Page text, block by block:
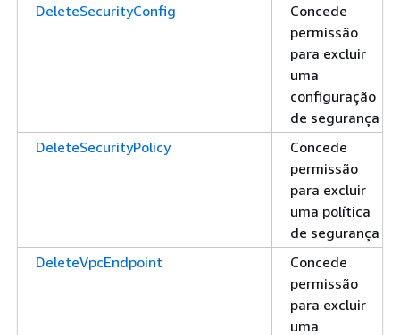
DeleteSecurityConfig
Concede
permissão
para excluir
uma
configuração
de segurança
DeleteSecurityPolicy
Concede
permissão
para excluir
uma política
de segurança
DeleteVpcEndpoint
Concede
permissão
para excluir
uma